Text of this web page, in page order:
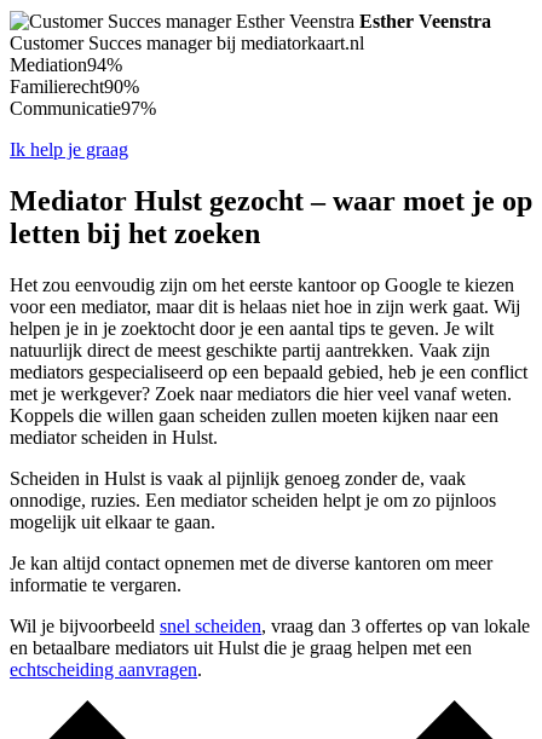
Esther Veenstra
Customer Succes manager bij mediatorkaart.nl
Mediation94%
Familierecht90%
Communicatie97%
Ik help je graag
Mediator Hulst gezocht – waar moet je op
letten bij het zoeken
Het zou eenvoudig zijn om het eerste kantoor op Google te kiezen
voor een mediator, maar dit is helaas niet hoe in zijn werk gaat. Wij
helpen je in je zoektocht door je een aantal tips te geven. Je wilt
natuurlijk direct de meest geschikte partij aantrekken. Vaak zijn
mediators gespecialiseerd op een bepaald gebied, heb je een conflict
met je werkgever? Zoek naar mediators die hier veel vanaf weten.
Koppels die willen gaan scheiden zullen moeten kijken naar een
mediator scheiden in Hulst.
Scheiden in Hulst is vaak al pijnlijk genoeg zonder de, vaak
onnodige, ruzies. Een mediator scheiden helpt je om zo pijnloos
mogelijk uit elkaar te gaan.
Je kan altijd contact opnemen met de diverse kantoren om meer
informatie te vergaren.
Wil je bijvoorbeeld snel scheiden, vraag dan 3 offertes op van lokale
en betaalbare mediators uit Hulst die je graag helpen met een
echtscheiding aanvragen.